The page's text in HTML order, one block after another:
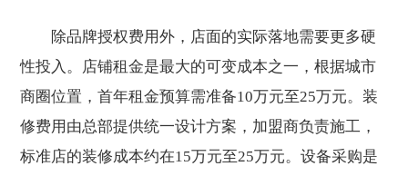
除品牌授权费用外，店面的实际落地需要更多硬
性投入。店铺租金是最大的可变成本之一，根据城市
商圈位置，首年租金预算需准备10万元至25万元。装
修费用由总部提供统一设计方案，加盟商负责施工，
标准店的装修成本约在15万元至25万元。设备采购是